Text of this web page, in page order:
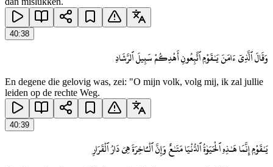
40:38
وَقَالَ ٱلَّذِىٓ ءَامَنَ يَـٰقَوْمِ ٱتَّبِعُونِ أَهْدِكُمْ سَبِيلَ ٱلرَّشَادِ
En degene die gelovig was, zei: "O mijn volk, volg mij, ik zal jullie
leiden op de rechte Weg.
40:39
يَـٰقَوْمِ إِنَّمَا هَـٰذِهِ ٱلْحَيَوٰةُ ٱلدُّنْيَا مَتَـٰعٌ وَإِنَّ ٱلْـَٔاخِرَةَ هِىَ دَارُ ٱلْقَرَارِ